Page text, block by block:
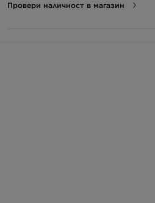
Провери наличност в магазин